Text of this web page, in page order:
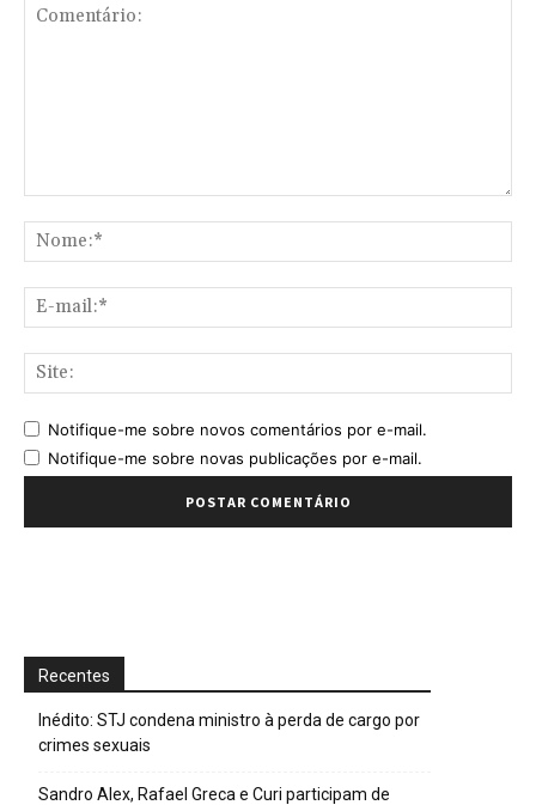
Notifique-me sobre novos comentários por e-mail.
Notifique-me sobre novas publicações por e-mail.
Recentes
Inédito: STJ condena ministro à perda de cargo por
crimes sexuais
Sandro Alex, Rafael Greca e Curi participam de